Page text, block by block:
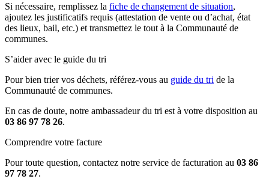
Si nécessaire, remplissez la fiche de changement de situation,
ajoutez les justificatifs requis (attestation de vente ou d’achat, état
des lieux, bail, etc.) et transmettez le tout à la Communauté de
communes.
S’aider avec le guide du tri
Pour bien trier vos déchets, référez-vous au guide du tri de la
Communauté de communes.
En cas de doute, notre ambassadeur du tri est à votre disposition au
03 86 97 78 26.
Comprendre votre facture
Pour toute question, contactez notre service de facturation au 03 86
97 78 27.